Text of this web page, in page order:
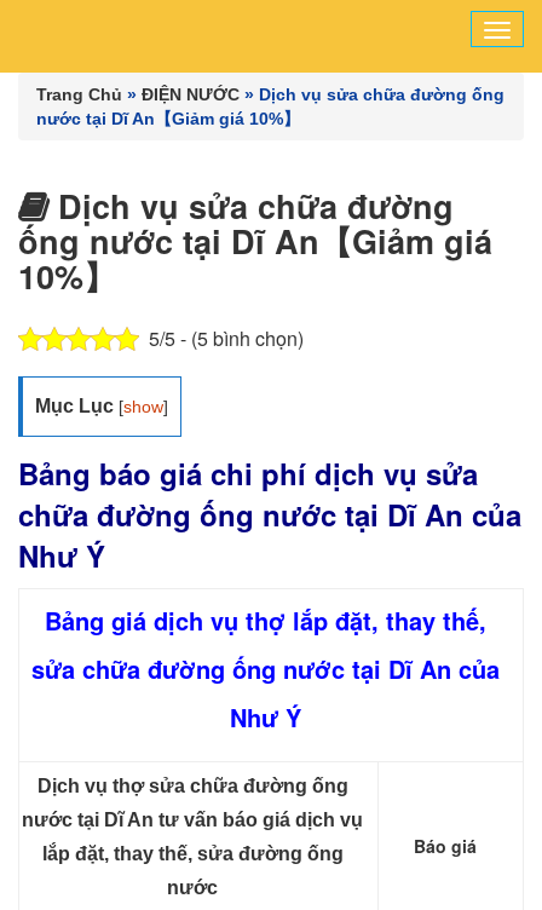
Trang Chủ » ĐIỆN NƯỚC » Dịch vụ sửa chữa đường ống
nước tại Dĩ An【Giảm giá 10%】
Dịch vụ sửa chữa đường
ống nước tại Dĩ An【Giảm giá
10%】
5/5 - (5 bình chọn)
Mục Lục [show]
Bảng báo giá chi phí dịch vụ sửa
chữa đường ống nước tại Dĩ An của
Như Ý
Bảng giá dịch vụ thợ lắp đặt, thay thế,
sửa chữa đường ống nước tại Dĩ An của
Như Ý
Dịch vụ thợ sửa chữa đường ống
nước tại Dĩ An tư vấn báo giá dịch vụ
lắp đặt, thay thế, sửa đường ống
nước
Báo giá